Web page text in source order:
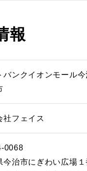
報
バンクイオンモール今
社フェイス
0068
今治市にぎわい広場１